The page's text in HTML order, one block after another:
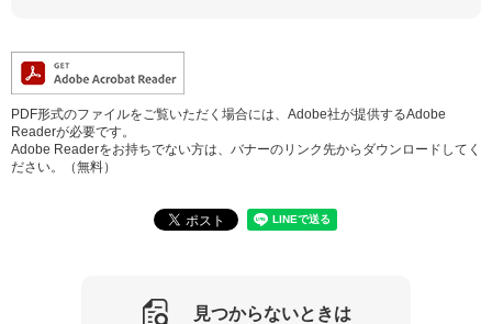
PDF形式のファイルをご覧いただく場合には、Adobe社が提供するAdobe
Readerが必要です。
Adobe Readerをお持ちでない方は、バナーのリンク先からダウンロードしてく
ださい。（無料）
見つからないときは